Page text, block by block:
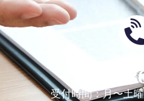
0463-
受付時間：月〜土